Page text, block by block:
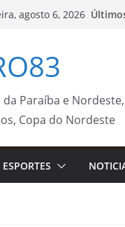
agosto 6, 2026
da Paraíba e
Copa do Nordeste
ESPORTES